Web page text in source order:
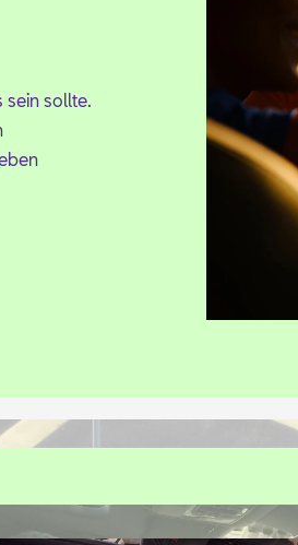
sein soll­te.